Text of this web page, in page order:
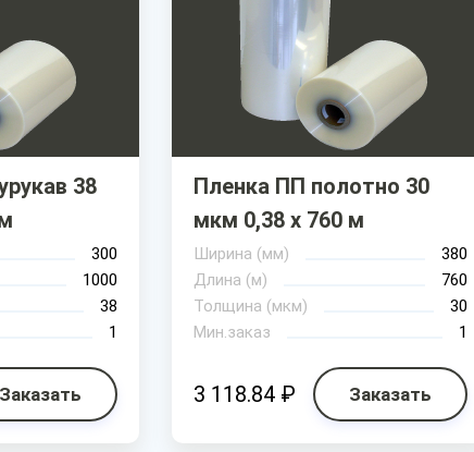
38
300
1000
38
1
Заказать
Пленка ПП полотно 30
мкм 0,38 х 760 м
Ширина (мм)
380
Длина (м)
760
Толщина (мкм)
30
Мин.заказ
1
3 118.84 ₽ Заказать